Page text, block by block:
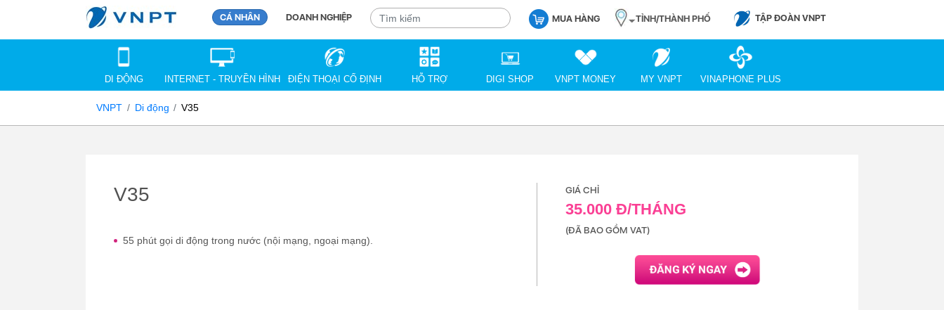
CÁ NHÂN DOANH NGHIỆP MUA HÀNG TỈNH/THÀNH PHỐ TẬP ĐOÀN VNPT
DI ĐỘNG INTERNET - TRUYỀN HÌNH ĐIỆN THOẠI CỐ ĐỊNH HỖ TRỢ DIGI SHOP VNPT MONEY MY VNPT VINAPHONE PLUS
VNPT Di động V35
V35
55 phút gọi di động trong nước (nội mạng, ngoại mạng).
GIÁ CHỈ
35.000 Đ/THÁNG
(ĐÃ BAO GỒM VAT)